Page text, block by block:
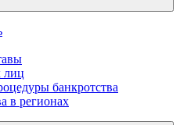
лиц
банкротства
в регионах